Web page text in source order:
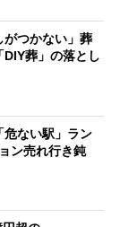
がつかない」葬
葬」の落とし
危ない駅」ラン
ン売れ行き鈍